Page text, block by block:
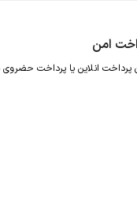
امن
پرداخت انلاین یا پرداخت